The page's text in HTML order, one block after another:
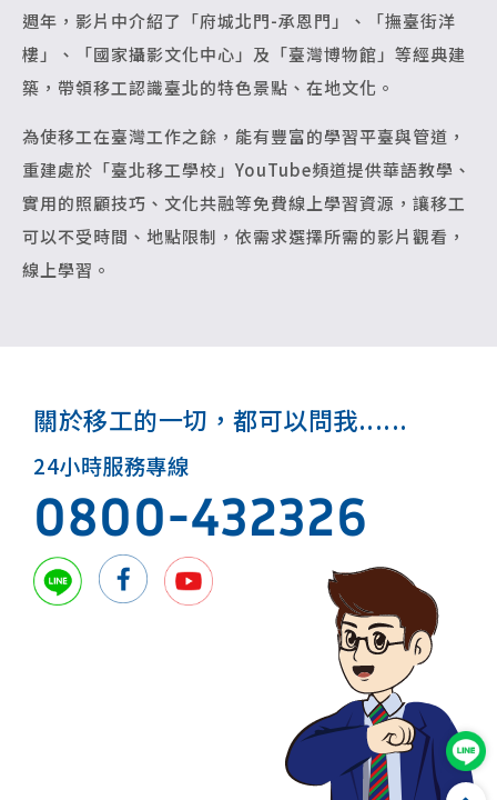
週年，影片中介紹了「府城北門-承恩門」、「撫臺街洋
樓」、「國家攝影文化中心」及「臺灣博物館」等經典建
築，帶領移工認識臺北的特色景點、在地文化。
為使移工在臺灣工作之餘，能有豐富的學習平臺與管道，
重建處於「臺北移工學校」YouTube頻道提供華語教學、
實用的照顧技巧、文化共融等免費線上學習資源，讓移工
可以不受時間、地點限制，依需求選擇所需的影片觀看，
線上學習。
關於移工的一切，都可以問我......
24小時服務專線
0800-432326